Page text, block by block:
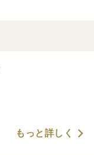
もっと詳しく